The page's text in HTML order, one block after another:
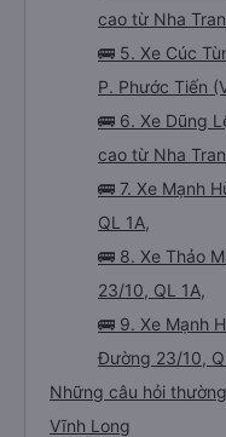
cao từ Nha
🚌 5. Xe Cúc
P. Phước Tiến
🚌 6. Xe Dũng
cao từ Nha
🚌 7. Xe Mạnh
QL 1A,
🚌 8. Xe Thảo
23/10, QL 1A,
🚌 9. Xe Mạnh
Đường 23/10,
Những câu hỏi
Vĩnh Long